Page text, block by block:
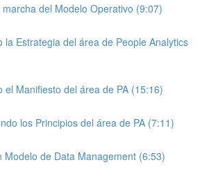
marcha del Modelo Operativo (9:07)
la Estrategia del área de People Analytics
el Manifiesto del área de PA (15:16)
los Principios del área de PA (7:11)
Modelo de Data Management (6:53)